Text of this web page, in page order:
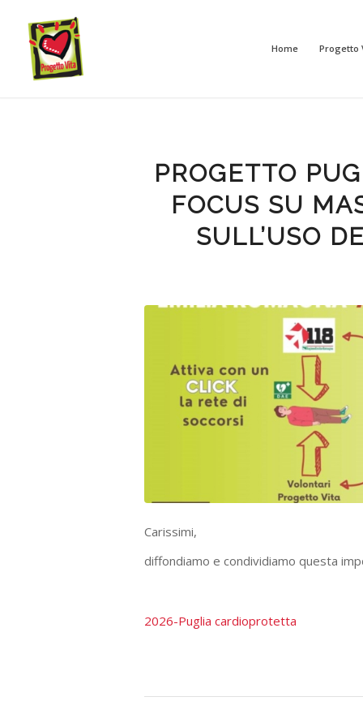
Home Progetto
PROGETTO
FOCUS SU
SULL’USO
Carissimi,
diffondiamo e condividiamo questa
2026-Puglia cardioprotetta